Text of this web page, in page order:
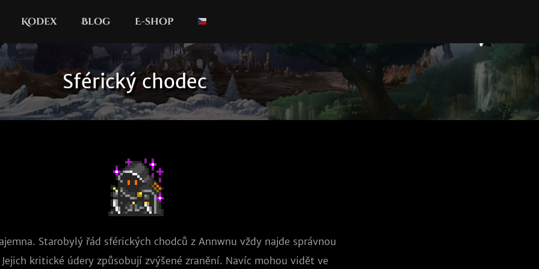
Kodex Blog E-shop
Sférický chodec
Starobylý řád sférických chodců z Annwnu vždy najde správnou
kritické údery způsobují zvýšené zranění. Navíc mohou vidět ve